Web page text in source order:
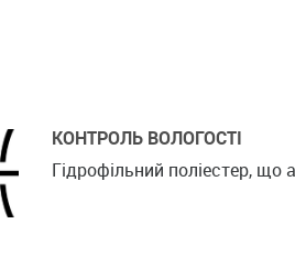
КОНТРОЛЬ ВОЛОГОСТІ
Гідрофільний поліестер, що